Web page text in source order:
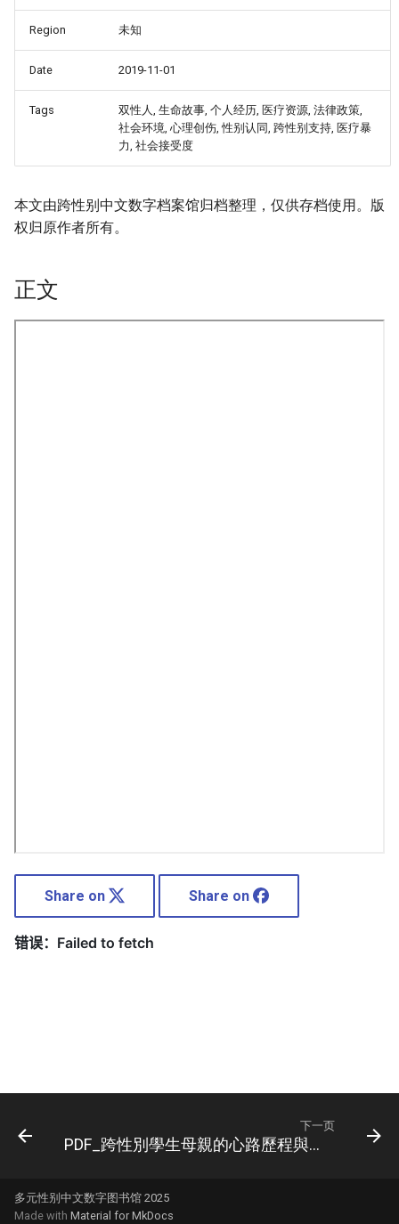
Region 未知
Date 2019-11-01
Tags
双性人, 生命故事, 个人经历, 医疗资源, 法律政策,
社会环境, 心理创伤, 性别认同, 跨性别支持, 医疗暴
力, 社会接受度
本文由跨性别中文数字档案馆归档整理，仅供存档使用。版
权归原作者所有。
正文
Share on Share on
下一页
PDF_跨性別學生母親的心路歷程與對性平教育的期許
多元性别中文数字图书馆 2025
Made with Material for MkDocs